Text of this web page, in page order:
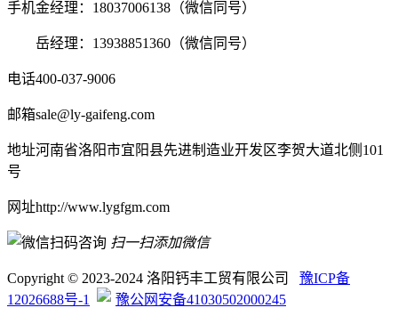
手机金经理：18037006138（微信同号）
岳经理：13938851360（微信同号）
电话400-037-9006
邮箱sale@ly-gaifeng.com
地址河南省洛阳市宜阳县先进制造业开发区李贺大道北侧101
号
网址http://www.lygfgm.com
扫一扫添加微信
Copyright © 2023-2024 洛阳钙丰工贸有限公司 豫ICP备
12026688号-1
豫公网安备41030502000245